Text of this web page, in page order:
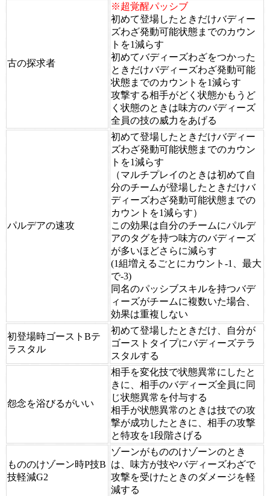
古の探求者
※超覚醒パッシブ
初めて登場したときだけバディー
ズわざ発動可能状態までのカウン
トを1減らす
初めてバディーズわざをつかった
ときだけバディーズわざ発動可能
状態までのカウントを1減らす
攻撃する相手がどく状態かもうど
く状態のときは味方のバディーズ
全員の技の威力をあげる
パルデアの速攻
初めて登場したときだけバディー
ズわざ発動可能状態までのカウン
トを1減らす
（マルチプレイのときは初めて自
分のチームが登場したときだけバ
ディーズわざ発動可能状態までの
カウントを1減らす）
この効果は自分のチームにパルデ
アのタグを持つ味方のバディーズ
が多いほどさらに減らす
(1組増えるごとにカウント-1、最大
で-3)
同名のパッシブスキルを持つバデ
ィーズがチームに複数いた場合、
効果は重複しない
初登場時ゴーストBテ
ラスタル
初めて登場したときだけ、自分が
ゴーストタイプにバディーズテラ
スタルする
怨念を浴びるがいい
相手を変化技で状態異常にしたと
きに、相手のバディーズ全員に同
じ状態異常を付与する
相手が状態異常のときは技での攻
撃が成功したときに、相手の攻撃
と特攻を1段階さげる
もののけゾーン時P技B
技軽減G2
ゾーンがもののけゾーンのとき
は、味方が技やバディーズわざで
攻撃を受けたときのダメージを軽
減する